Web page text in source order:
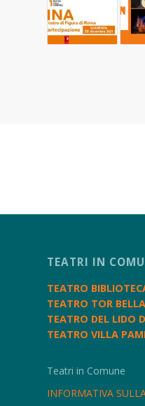
TEATRI IN
TEATRO
TEATRO TOR
TEATRO DEL LIDO
TEATRO VILLA
Teatri in Comune
INFORMATIVA